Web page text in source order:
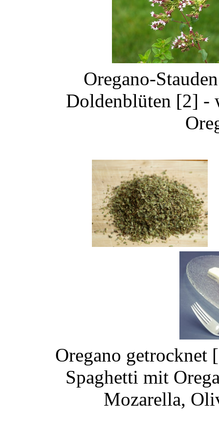
Oregano-
Doldenblüten [2] -
Oregano getrocknet
Spaghetti mit
Mozarella,